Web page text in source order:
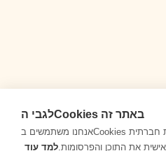
לגבי הCookies באתר זה
אנחנו משתמשים בCookies כדי לאסוף ולנתח מידע על ביצועי האתר ושימושו, כדי לספק תכונות של רשת חברתית
את התוכן והפרסומות.למד עוד